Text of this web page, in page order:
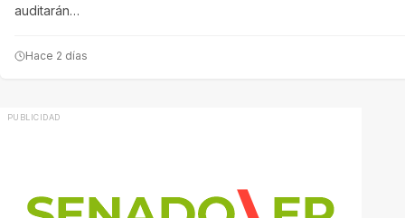
auditarán…
Hace 2 días